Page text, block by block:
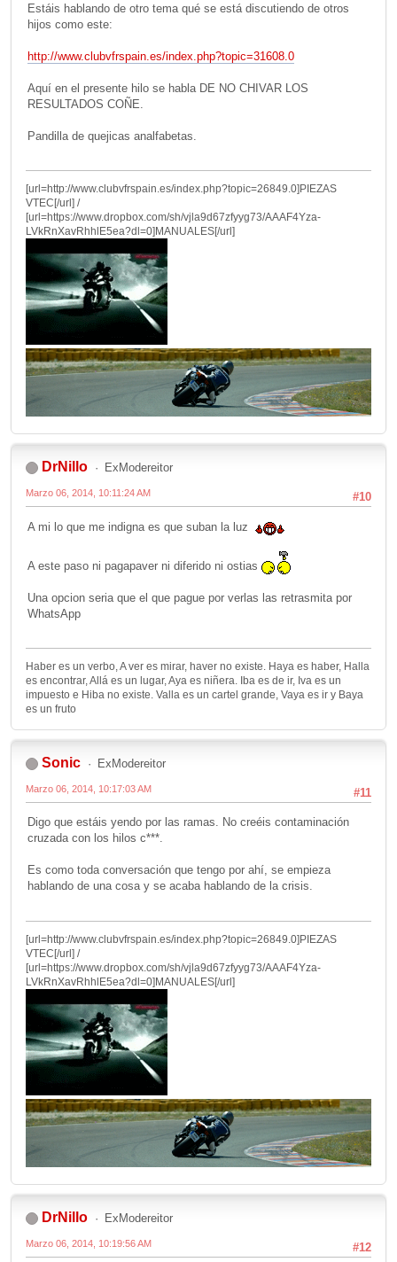
Estáis hablando de otro tema qué se está discutiendo de otros
hijos como este:
http://www.clubvfrspain.es/index.php?topic=31608.0
Aquí en el presente hilo se habla DE NO CHIVAR LOS
RESULTADOS COÑE.
Pandilla de quejicas analfabetas.
[url=http://www.clubvfrspain.es/index.php?topic=26849.0]PIEZAS
VTEC[/url] /
[url=https://www.dropbox.com/sh/vjla9d67zfyyg73/AAAF4Yza-
LVkRnXavRhhlE5ea?dl=0]MANUALES[/url]
DrNillo ExModereitor
#10
Marzo 06, 2014, 10:11:24 AM
A mi lo que me indigna es que suban la luz
A este paso ni pagapaver ni diferido ni ostias
Una opcion seria que el que pague por verlas las retrasmita por
WhatsApp
Haber es un verbo, A ver es mirar, haver no existe. Haya es haber, Halla
es encontrar, Allá es un lugar, Aya es niñera. Iba es de ir, Iva es un
impuesto e Hiba no existe. Valla es un cartel grande, Vaya es ir y Baya
es un fruto
Sonic ExModereitor
#11
Marzo 06, 2014, 10:17:03 AM
Digo que estáis yendo por las ramas. No creéis contaminación
cruzada con los hilos c***.
Es como toda conversación que tengo por ahí, se empieza
hablando de una cosa y se acaba hablando de la crisis.
[url=http://www.clubvfrspain.es/index.php?topic=26849.0]PIEZAS
VTEC[/url] /
[url=https://www.dropbox.com/sh/vjla9d67zfyyg73/AAAF4Yza-
LVkRnXavRhhlE5ea?dl=0]MANUALES[/url]
DrNillo ExModereitor
#12
Marzo 06, 2014, 10:19:56 AM